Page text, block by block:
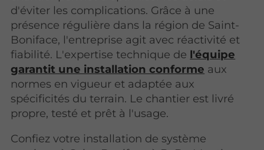
d'éviter les complications. Grâce à une
présence régulière dans la région de Saint-
Boniface, l'entreprise agit avec réactivité et
fiabilité. L'expertise technique de l'équipe
garantit une installation conforme aux
normes en vigueur et adaptée aux
spécificités du terrain. Le chantier est livré
propre, testé et prêt à l'usage.
Confiez votre installation de système